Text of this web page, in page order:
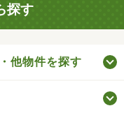
探す
他物件を探す